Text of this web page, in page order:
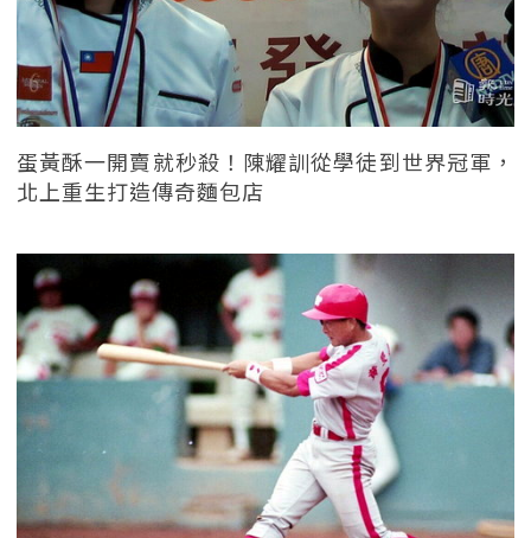
蛋黃酥一開賣就秒殺！陳耀訓從學徒到世界冠軍，
北上重生打造傳奇麵包店